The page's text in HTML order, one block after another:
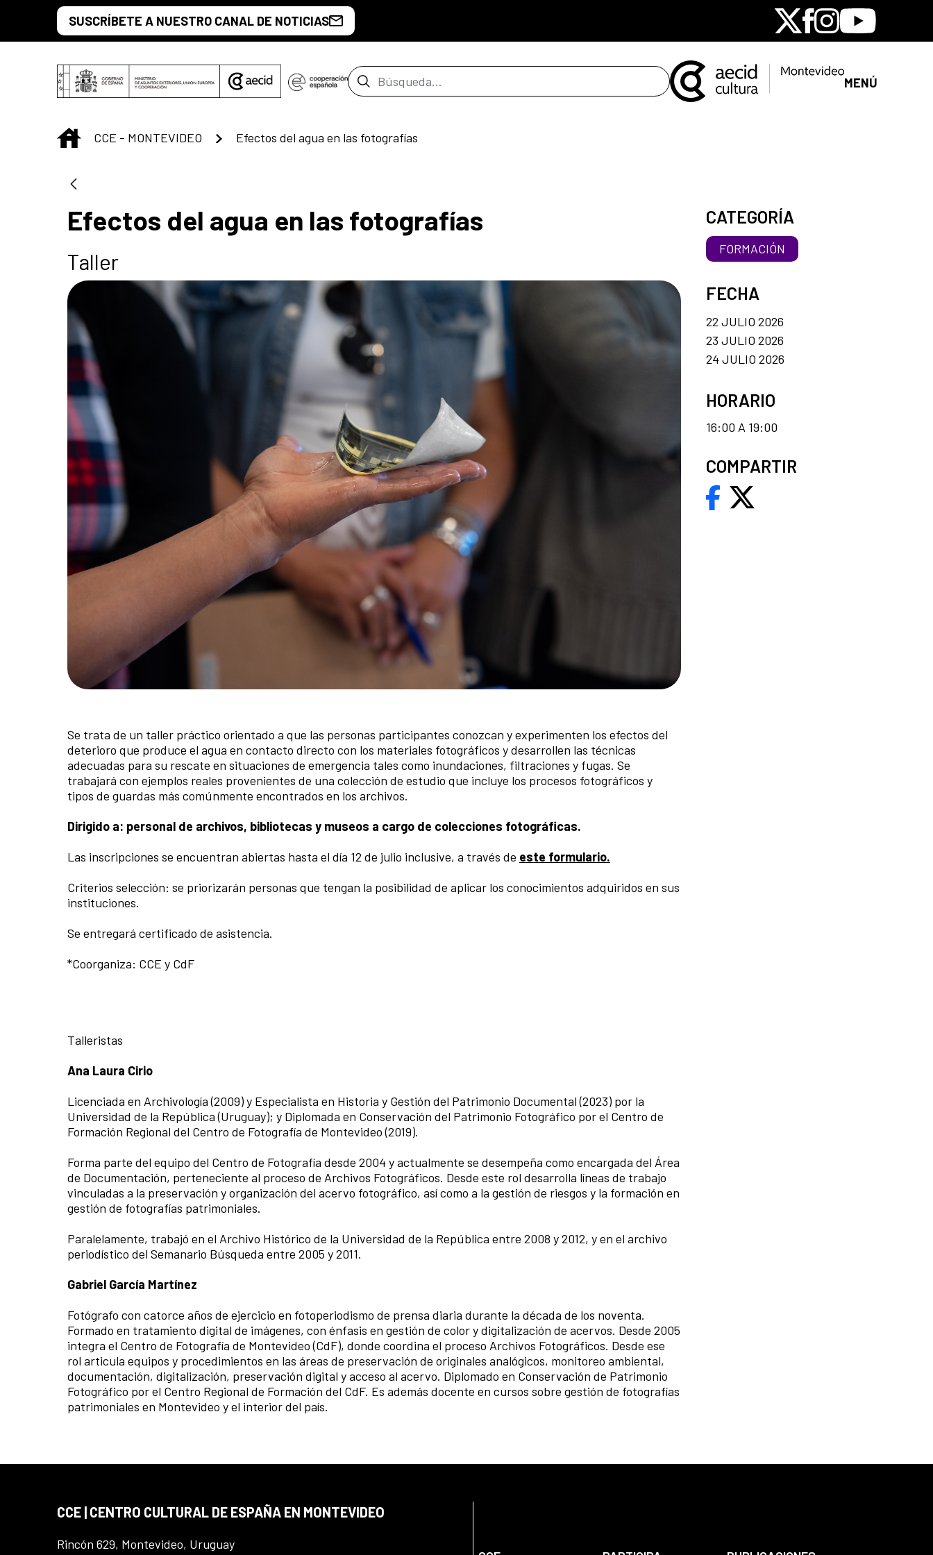
Saltar al contenido principal
SUSCRÍBETE A NUESTRO CANAL DE NOTICIAS X Facebook
Instagram
Youtube
Barra de búsqueda MENÚ
INICIO
CCE - MONTEVIDEO Efectos del agua en las fotografías
Efectos del agua en las fotografías
Taller
Se trata de un taller práctico orientado a que las personas participantes conozcan y experimenten los efectos del
deterioro que produce el agua en contacto directo con los materiales fotográficos y desarrollen las técnicas
adecuadas para su rescate en situaciones de emergencia tales como inundaciones, filtraciones y fugas. Se
trabajará con ejemplos reales provenientes de una colección de estudio que incluye los procesos fotográficos y
tipos de guardas más comúnmente encontrados en los archivos.
Dirigido a: personal de archivos, bibliotecas y museos a cargo de colecciones fotográficas.
Las inscripciones se encuentran abiertas hasta el día 12 de julio inclusive, a través de este formulario.
Criterios selección: se priorizarán personas que tengan la posibilidad de aplicar los conocimientos adquiridos en sus
instituciones.
Se entregará certificado de asistencia.
*Coorganiza: CCE y CdF
Talleristas
Ana Laura Cirio
Licenciada en Archivología (2009) y Especialista en Historia y Gestión del Patrimonio Documental (2023) por la
Universidad de la República (Uruguay); y Diplomada en Conservación del Patrimonio Fotográfico por el Centro de
Formación Regional del Centro de Fotografía de Montevideo (2019).
Forma parte del equipo del Centro de Fotografía desde 2004 y actualmente se desempeña como encargada del Área
de Documentación, perteneciente al proceso de Archivos Fotográficos. Desde este rol desarrolla líneas de trabajo
vinculadas a la preservación y organización del acervo fotográfico, así como a la gestión de riesgos y la formación en
gestión de fotografías patrimoniales.
Paralelamente, trabajó en el Archivo Histórico de la Universidad de la República entre 2008 y 2012, y en el archivo
periodístico del Semanario Búsqueda entre 2005 y 2011.
Gabriel García Martínez
Fotógrafo con catorce años de ejercicio en fotoperiodismo de prensa diaria durante la década de los noventa.
Formado en tratamiento digital de imágenes, con énfasis en gestión de color y digitalización de acervos. Desde 2005
integra el Centro de Fotografía de Montevideo (CdF), donde coordina el proceso Archivos Fotográficos. Desde ese
rol articula equipos y procedimientos en las áreas de preservación de originales analógicos, monitoreo ambiental,
documentación, digitalización, preservación digital y acceso al acervo. Diplomado en Conservación de Patrimonio
Fotográfico por el Centro Regional de Formación del CdF. Es además docente en cursos sobre gestión de fotografías
patrimoniales en Montevideo y el interior del país.
CATEGORÍA
FORMACIÓN
FECHA
22 JULIO 2026
23 JULIO 2026
24 JULIO 2026
HORARIO
16:00 A 19:00
COMPARTIR
CCE | CENTRO CULTURAL DE ESPAÑA EN MONTEVIDEO
Rincón 629, Montevideo, Uruguay